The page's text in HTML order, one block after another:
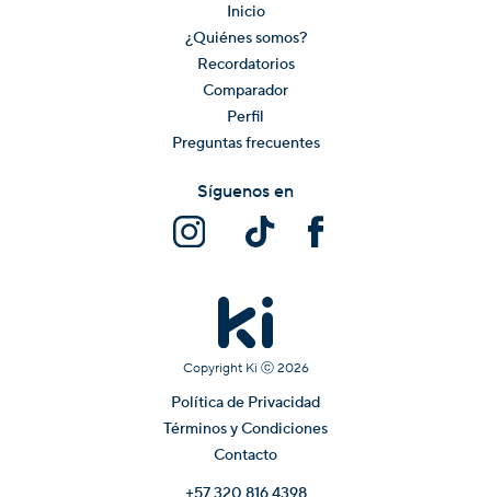
Inicio
¿Quiénes somos?
Recordatorios
Comparador
Perfil
Preguntas frecuentes
Copyright Ki ⓒ 2026
Política de Privacidad
Términos y Condiciones
Contacto
Síguenos en